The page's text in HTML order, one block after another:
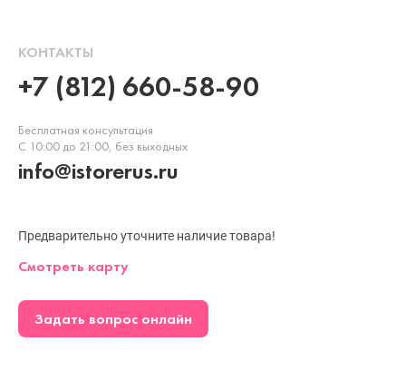
КОНТАКТЫ
+7 (812) 660-58-90
Бесплатная консультация
С 10:00 до 21:00, без выходных
info@istorerus.ru
Предварительно уточните наличие товара!
Смотреть карту
Задать вопрос онлайн